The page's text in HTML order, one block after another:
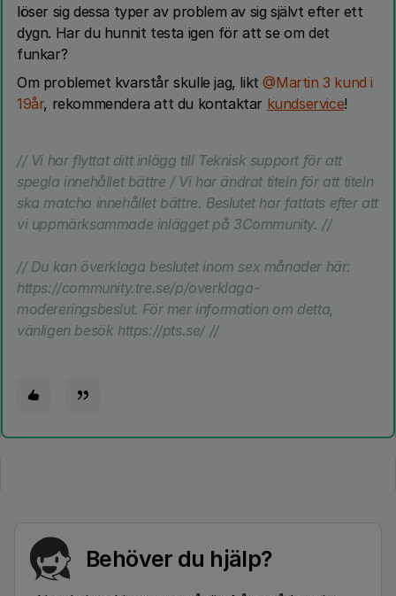
löser sig dessa typer av problem av sig självt efter ett
dygn. Har du hunnit testa igen för att se om det
funkar?
Om problemet kvarstår skulle jag, likt ​@Martin 3 kund i
19år, rekommendera att du kontaktar kundservice!
// Vi har flyttat ditt inlägg till Teknisk support för att
spegla innehållet bättre / Vi har ändrat titeln för att titeln
ska matcha innehållet bättre. Beslutet har fattats efter att
vi uppmärksammade inlägget på 3Community. //
// Du kan överklaga beslutet inom sex månader här:
https://community.tre.se/p/overklaga-
modereringsbeslut. För mer information om detta,
vänligen besök https://pts.se/ //
Behöver du hjälp?